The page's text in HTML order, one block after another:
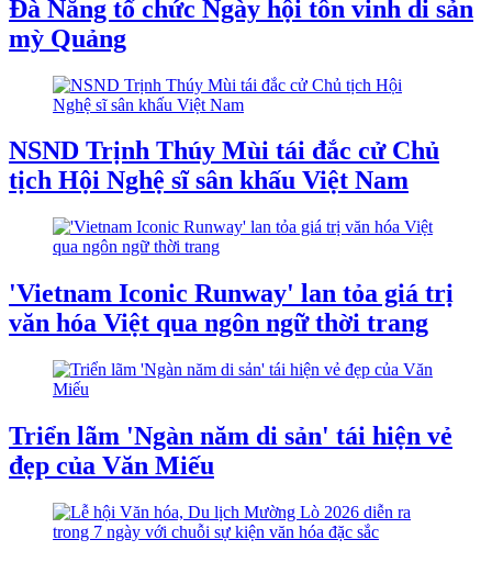
Đà Nẵng tổ chức Ngày hội tôn vinh di sản
mỳ Quảng
NSND Trịnh Thúy Mùi tái đắc cử Chủ
tịch Hội Nghệ sĩ sân khấu Việt Nam
'Vietnam Iconic Runway' lan tỏa giá trị
văn hóa Việt qua ngôn ngữ thời trang
Triển lãm 'Ngàn năm di sản' tái hiện vẻ
đẹp của Văn Miếu